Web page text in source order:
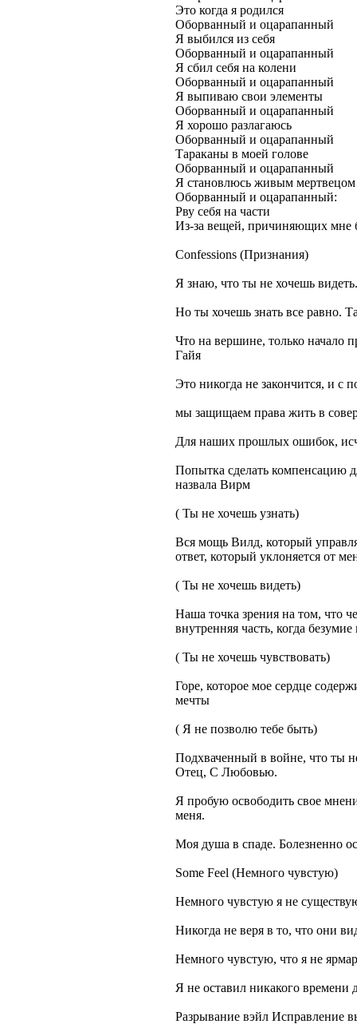
Это когда я родился
Оборванный и оцарапанный
Я выбился из себя
Оборванный и оцарапанный
Я сбил себя на колени
Оборванный и оцарапанный
Я выпиваю свои элементы
Оборванный и оцарапанный
Я хорошо разлагаюсь
Оборванный и оцарапанный
Тараканы в моей голове
Оборванный и оцарапанный
Я становлюсь живым мертвецом
Оборванный и оцарапанный:
Рву себя на части
Из-за вещей, причиняющих мне
Confessions (Признания)
Я знаю, что ты не хочешь
Но ты хочешь знать все равно.
Что на вершине, только начало
Гайя
Это никогда не закончится, и с
мы защищаем права жить в
Для наших прошлых ошибок,
Попытка сделать компенсацию
назвала Вирм
( Ты не хочешь узнать)
Вся мощь Вилд, который
ответ, который уклоняется от
( Ты не хочешь видеть)
Наша точка зрения на том, что
внутренняя часть, когда безумие
( Ты не хочешь чувствовать)
Горе, которое мое сердце
мечты
( Я не позволю тебе быть)
Подхваченный в войне, что ты
Отец, С Любовью.
Я пробую освободить свое
меня.
Моя душа в спаде. Болезненно
Some Feel (Немного чувстую)
Немного чувстую я не
Никогда не веря в то, что они
Немного чувстую, что я не
Я не оставил никакого времени
Разрывание вэйл Исправление